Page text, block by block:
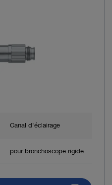
Canal d'éclairage
pour bronchoscope rigide